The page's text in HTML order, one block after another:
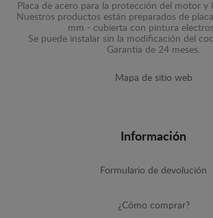
Placa de acero para la protección del motor y
Nuestros productos están preparados de
mm - cubierta con pintura
Se puede instalar sin la modificación del
Garantía de 24 meses.
Mapa de sitio web
Información
Formulario de devolución
¿Cómo comprar?